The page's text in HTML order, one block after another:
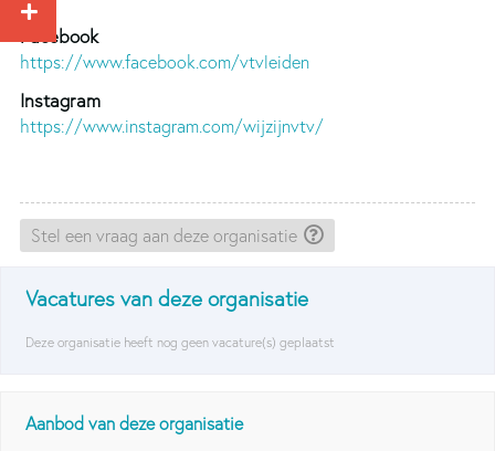
Facebook
https://www.facebook.com/vtvleiden
Instagram
https://www.instagram.com/wijzijnvtv/
Stel een vraag aan deze organisatie
Vacatures van deze organisatie
Deze organisatie heeft nog geen vacature(s) geplaatst
Aanbod van deze organisatie